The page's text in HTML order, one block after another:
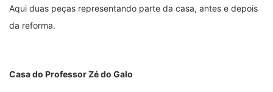
Aqui duas peças representando parte da casa, antes e depois
da reforma.
Casa do Professor Zé do Galo